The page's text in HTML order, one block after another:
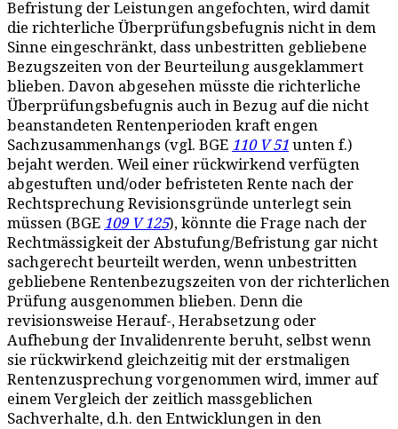
Befristung der Leistungen angefochten, wird damit
die richterliche Überprüfungsbefugnis nicht in dem
Sinne eingeschränkt, dass unbestritten gebliebene
Bezugszeiten von der Beurteilung ausgeklammert
blieben. Davon abgesehen müsste die richterliche
Überprüfungsbefugnis auch in Bezug auf die nicht
beanstandeten Rentenperioden kraft engen
Sachzusammenhangs (vgl. BGE 110 V 51 unten f.)
bejaht werden. Weil einer rückwirkend verfügten
abgestuften und/oder befristeten Rente nach der
Rechtsprechung Revisionsgründe unterlegt sein
müssen (BGE 109 V 125), könnte die Frage nach der
Rechtmässigkeit der Abstufung/Befristung gar nicht
sachgerecht beurteilt werden, wenn unbestritten
gebliebene Rentenbezugszeiten von der richterlichen
Prüfung ausgenommen blieben. Denn die
revisionsweise Herauf-, Herabsetzung oder
Aufhebung der Invalidenrente beruht, selbst wenn
sie rückwirkend gleichzeitig mit der erstmaligen
Rentenzusprechung vorgenommen wird, immer auf
einem Vergleich der zeitlich massgeblichen
Sachverhalte, d.h. den Entwicklungen in den